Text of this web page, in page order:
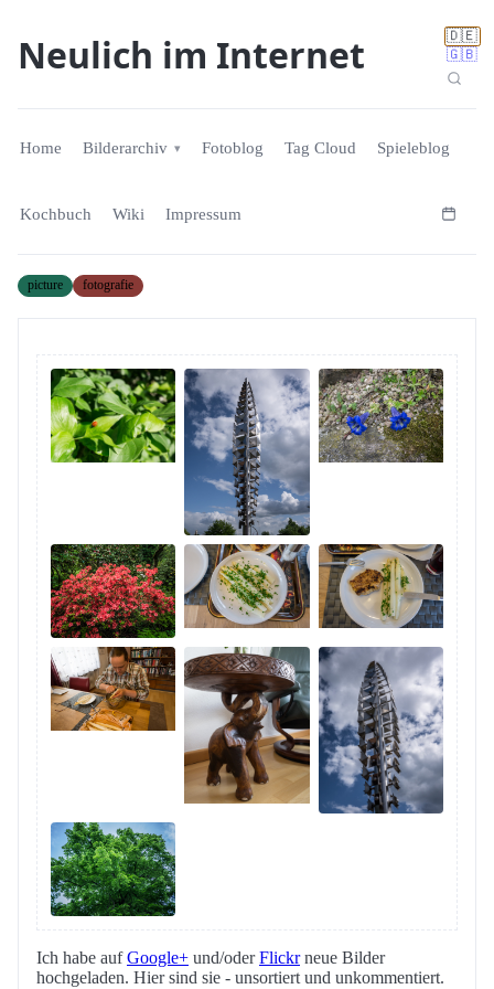
🇩🇪
🇬🇧
Neulich im Internet
Home Bilderarchiv Fotoblog Tag Cloud Spieleblog
Kochbuch Wiki Impressum
picture fotografie
Ich habe aufGoogle+ und/oderFlickrneue Bilder
hochgeladen. Hier sind sie - unsortiert und unkommentiert.